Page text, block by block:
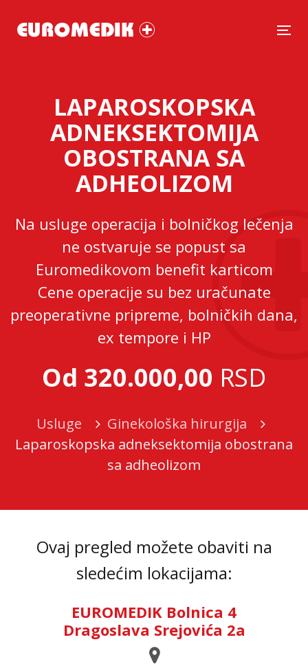
LAPAROSKOPSKA
ADNEKSEKTOMIJA
OBOSTRANA SA
ADHEOLIZOM
Na usluge operacija i bolničkog lečenja
ne ostvaruje se popust sa
Euromedikovom benefit karticom
Cene operacije su bez uračunate
preoperativne pripreme, bolničkih dana,
ex tempore i HP
Od 320.000,00 RSD
Usluge
Ginekološka hirurgija
Laparoskopska adneksektomija obostrana
sa adheolizom
Ovaj pregled možete obaviti na
sledećim lokacijama:
EUROMEDIK Bolnica 4
Dragoslava Srejovića 2a